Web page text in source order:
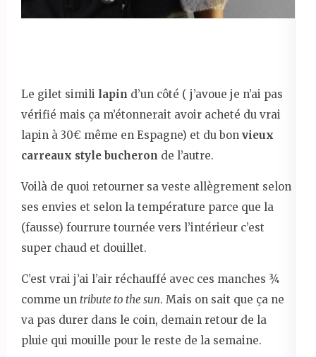
Le gilet simili lapin d’un côté ( j’avoue je n’ai pas
vérifié mais ça m’étonnerait avoir acheté du vrai
lapin à 30€ même en Espagne) et du bon vieux
carreaux style bucheron de l’autre.
Voilà de quoi retourner sa veste allègrement selon
ses envies et selon la température parce que la
(fausse) fourrure tournée vers l’intérieur c’est
super chaud et douillet.
C’est vrai j’ai l’air réchauffé avec ces manches ¾
comme un tribute to the sun. Mais on sait que ça ne
va pas durer dans le coin, demain retour de la
pluie qui mouille pour le reste de la semaine.